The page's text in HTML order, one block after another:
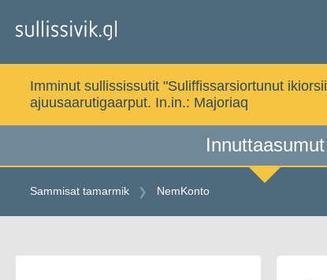
Imminut sullississutit "Suliffissarsiortunut
ajuusaarutigaarput. In.in.: Majoriaq
Innuttaasumut
Sammisat tamarmik NemKonto